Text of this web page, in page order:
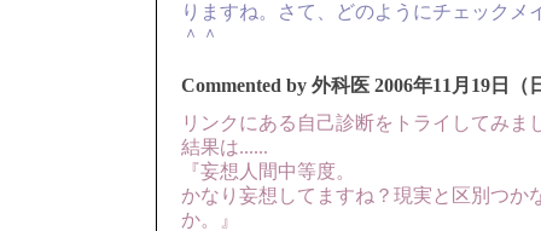
りますね。さて、どのようにチェックメ
＾＾
Commented by 外科医 2006年11月19日（
リンクにある自己診断をトライしてみま
結果は......
『妄想人間中等度。
かなり妄想してますね？現実と区別つか
か。』